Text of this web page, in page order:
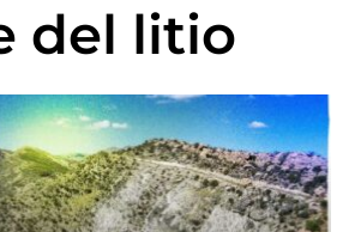
del litio